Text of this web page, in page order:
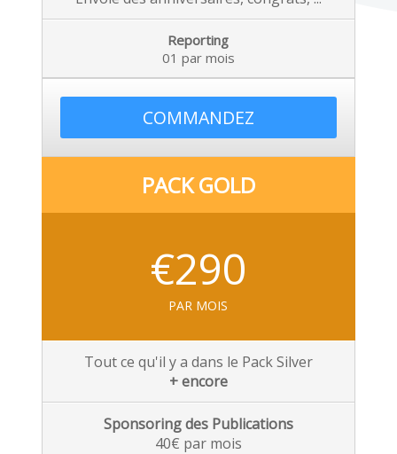
Reporting
01 par mois
COMMANDEZ
PACK GOLD
€290
PAR MOIS
Tout ce qu'il y a dans le Pack Silver
+ encore
Sponsoring des Publications
40€ par mois